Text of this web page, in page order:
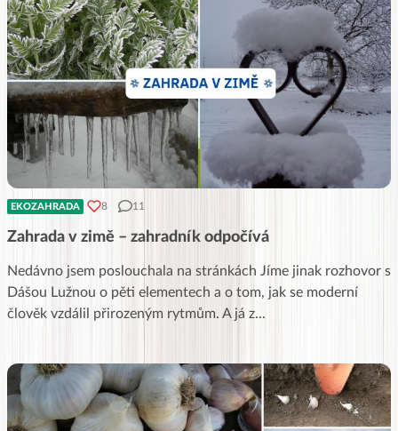
EKOZAHRADA 8 11
Zahrada v zimě – zahradník odpočívá
Nedávno jsem poslouchala na stránkách Jíme jinak rozhovor s
Dášou Lužnou o pěti elementech a o tom, jak se moderní
člověk vzdálil přirozeným rytmům. A já z...